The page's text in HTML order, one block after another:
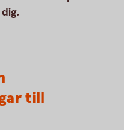
till